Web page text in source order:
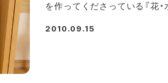
を作ってくださっている『花
投稿日
2010.09.15